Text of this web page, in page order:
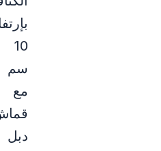
10
سم
مع
دبل